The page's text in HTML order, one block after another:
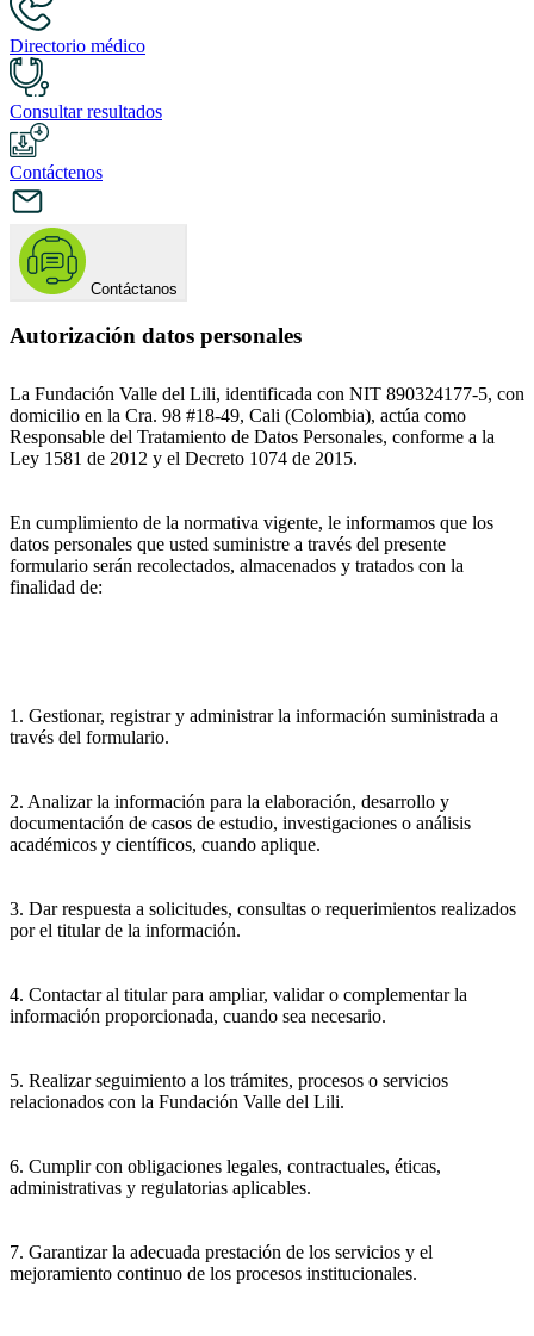
Directorio médico
Consultar resultados
Contáctenos
Contáctanos
Autorización datos personales
La Fundación Valle del Lili, identificada con NIT 890324177-5, con
domicilio en la Cra. 98 #18-49, Cali (Colombia), actúa como
Responsable del Tratamiento de Datos Personales, conforme a la
Ley 1581 de 2012 y el Decreto 1074 de 2015.
En cumplimiento de la normativa vigente, le informamos que los
datos personales que usted suministre a través del presente
formulario serán recolectados, almacenados y tratados con la
finalidad de:
1. Gestionar, registrar y administrar la información suministrada a
través del formulario.
2. Analizar la información para la elaboración, desarrollo y
documentación de casos de estudio, investigaciones o análisis
académicos y científicos, cuando aplique.
3. Dar respuesta a solicitudes, consultas o requerimientos realizados
por el titular de la información.
4. Contactar al titular para ampliar, validar o complementar la
información proporcionada, cuando sea necesario.
5. Realizar seguimiento a los trámites, procesos o servicios
relacionados con la Fundación Valle del Lili.
6. Cumplir con obligaciones legales, contractuales, éticas,
administrativas y regulatorias aplicables.
7. Garantizar la adecuada prestación de los servicios y el
mejoramiento continuo de los procesos institucionales.